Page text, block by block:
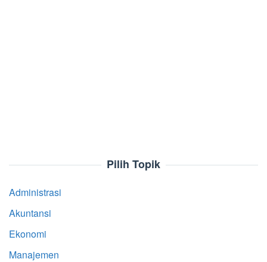
Pilih Topik
Administrasi
Akuntansi
Ekonomi
Manajemen